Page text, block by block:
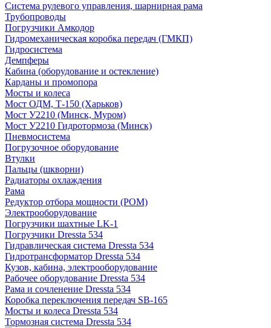
Система рулевого управления, шарнирная рама
Трубопроводы
Погрузчики Амкодор
Гидромеханическая коробка передач (ГМКП)
Гидросистема
Демпферы
Кабина (оборудование и остекление)
Карданы и промопора
Мосты и колеса
Мост ОДМ, Т-150 (Харьков)
Мост У2210 (Минск, Муром)
Мост У2210 Гидротормоза (Минск)
Пневмосистема
Погрузочное оборудование
Втулки
Пальцы (шкворни)
Радиаторы охлаждения
Рама
Редуктор отбора мощности (РОМ)
Электрооборудование
Погрузчики шахтные LK-1
Погрузчики Dressta 534
Гидравлическая система Dressta 534
Гидротрансформатор Dressta 534
Кузов, кабина, электрооборудование
Рабочее оборудование Dressta 534
Рама и сочленение Dressta 534
Коробка переключения передач SB-165
Мосты и колеса Dressta 534
Тормозная система Dressta 534